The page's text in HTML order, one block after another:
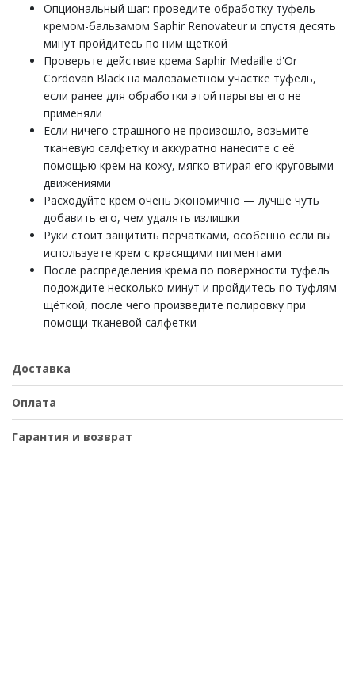
Опциональный шаг: проведите обработку туфель
кремом-бальзамом Saphir Renovateur и спустя десять
минут пройдитесь по ним щёткой
Проверьте действие крема Saphir Medaille d'Or
Cordovan Black на малозаметном участке туфель,
если ранее для обработки этой пары вы его не
применяли
Если ничего страшного не произошло, возьмите
тканевую салфетку и аккуратно нанесите с её
помощью крем на кожу, мягко втирая его круговыми
движениями
Расходуйте крем очень экономично — лучше чуть
добавить его, чем удалять излишки
Руки стоит защитить перчатками, особенно если вы
используете крем с красящими пигментами
После распределения крема по поверхности туфель
подождите несколько минут и пройдитесь по туфлям
щёткой, после чего произведите полировку при
помощи тканевой салфетки
Доставка
Оплата
Гарантия и возврат